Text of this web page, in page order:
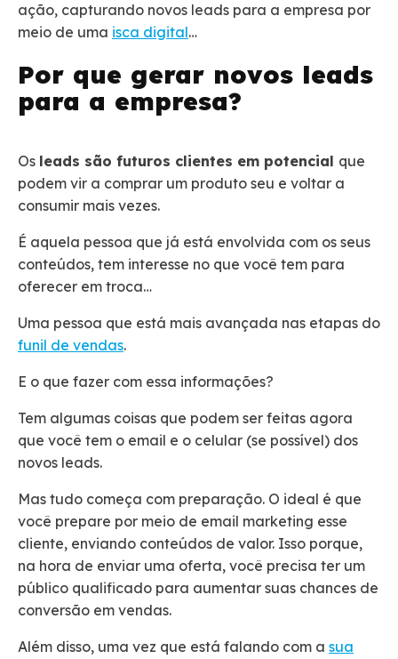
ação, capturando novos leads para a empresa por
meio de uma isca digital…
Por que gerar novos leads
para a empresa?
Os leads são futuros clientes em potencial que
podem vir a comprar um produto seu e voltar a
consumir mais vezes.
É aquela pessoa que já está envolvida com os seus
conteúdos, tem interesse no que você tem para
oferecer em troca…
Uma pessoa que está mais avançada nas etapas do
funil de vendas.
E o que fazer com essa informações?
Tem algumas coisas que podem ser feitas agora
que você tem o email e o celular (se possível) dos
novos leads.
Mas tudo começa com preparação. O ideal é que
você prepare por meio de email marketing esse
cliente, enviando conteúdos de valor. Isso porque,
na hora de enviar uma oferta, você precisa ter um
público qualificado para aumentar suas chances de
conversão em vendas.
Além disso, uma vez que está falando com a sua